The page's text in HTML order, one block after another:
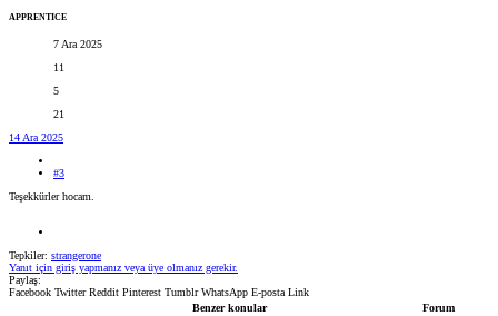
APPRENTICE
7 Ara 2025
11
5
21
14 Ara 2025
#3
Teşekkürler hocam.
Tepkiler: strangerone
Yanıt için giriş yapmanız veya üye olmanız gerekir.
Paylaş:
Facebook Twitter Reddit Pinterest Tumblr WhatsApp E-posta Link
Benzer konular
Forum